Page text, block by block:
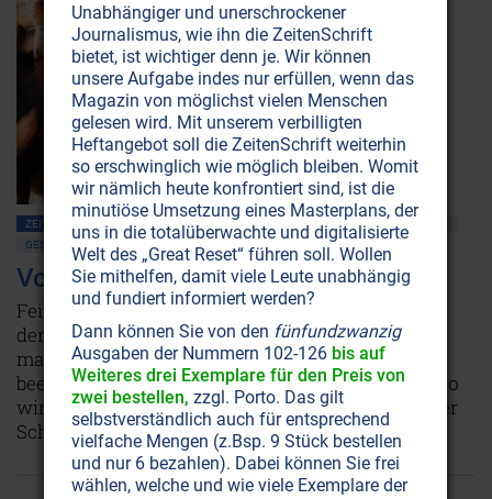
ZEITENSCHRIFT NR. 28, S.46 ÜBERWACHUNG • MIND CONTROL
GESUNDHEIT
Vom Feind übernommen
Feindliche Übernahmen sind in der Wirtschaft an
der Tagesordnung. Doch leider nicht nur dort. Auf
mannigfaltige Weise werden wir im Alltag
beeinflusst und manipuliert, ohne es zu merken. So
wird unser Geist träge und unser Körper krank. Der
Schutz indes liegt in uns selbst.Weiterlesen...
Unabhängiger und unerschrockener
Journalismus, wie ihn die ZeitenSchrift
bietet, ist wichtiger denn je. Wir können
unsere Aufgabe indes nur erfüllen, wenn das
Magazin von möglichst vielen Menschen
gelesen wird. Mit unserem verbilligten
Heftangebot soll die ZeitenSchrift weiterhin
so erschwinglich wie möglich bleiben. Womit
wir nämlich heute konfrontiert sind, ist die
minutiöse Umsetzung eines Masterplans, der
uns in die totalüberwachte und digitalisierte
Welt des „Great Reset“ führen soll. Wollen
Sie mithelfen, damit viele Leute unabhängig
und fundiert informiert werden?
Dann können Sie von den fünfundzwanzig
Ausgaben der Nummern 102-126 bis auf
Weiteres drei Exemplare für den Preis von
zwei bestellen, zzgl. Porto. Das gilt
selbstverständlich auch für entsprechend
vielfache Mengen (z.Bsp. 9 Stück bestellen
und nur 6 bezahlen). Dabei können Sie frei
wählen, welche und wie viele Exemplare der